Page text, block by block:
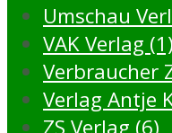
Umschau
VAK Verlag (1)
Verbraucher
Verlag Antje
ZS Verlag (6)